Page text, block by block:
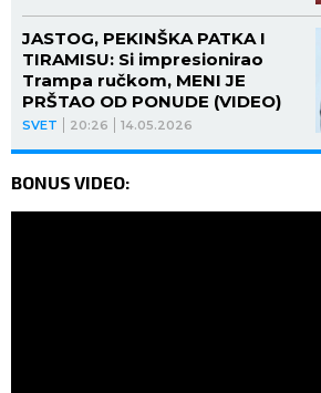
SVET 20:26 14.05.2026
JASTOG, PEKINŠKA PATKA I
TIRAMISU: Si impresionirao
Trampa ručkom, MENI JE
PRŠTAO OD PONUDE (VIDEO)
BONUS VIDEO: